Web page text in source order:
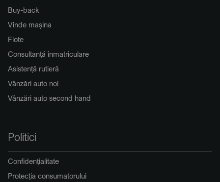
Buy-back
Vinde mașina
Flote
Consultanță înmatriculare
Asistență rutieră
Vânzări auto noi
Vânzări auto second hand
Politici
Confidențialitate
Protecția consumatorului